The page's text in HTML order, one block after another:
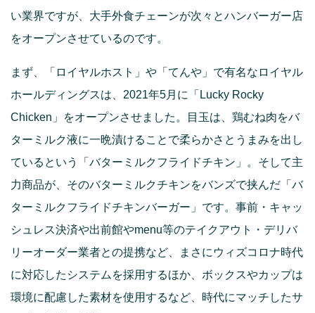
い業界ですが、大手外食チェーンが次々とハンバーガー店
をオープンさせているのです。
まず、「ロイヤルホスト」や「てんや」で有名なロイヤル
ホールディングスは、2021年5月に「Lucky Rocky
Chicken」をオープンさせました。目玉は、鶏むね肉をバ
ターミルク液に一晩漬けることで柔らかさとうまみを出し
ているという「バターミルクフライドチキン」。そして主
力商品が、そのバターミルクチキンをバンズで挟んだ「バ
ターミルクフライドチキンバーガー」です。事前・キャッ
シュレス決済や出前館やmenu等のテイクアウト・デリバ
リーオーダー業者との提携など、まさにウィズコロナ時代
に対応したシステムを採用するほか、ボックスやカップは
環境に配慮した素材を使用するなど、時代にマッチしたサ